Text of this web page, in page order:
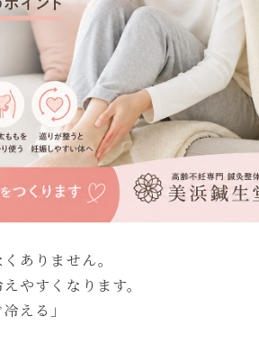
ありません。
やすくなります。
える」